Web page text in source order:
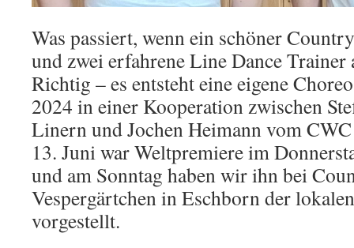
Was passiert, wenn ein schöner
und zwei erfahrene Line Dance Trainer
Richtig – es entsteht eine eigene
2024 in einer Kooperation zwischen
Linern und Jochen Heimann vom
13. Juni war Weltpremiere im
und am Sonntag haben wir ihn bei
Vespergärtchen in Eschborn der
vorgestellt.